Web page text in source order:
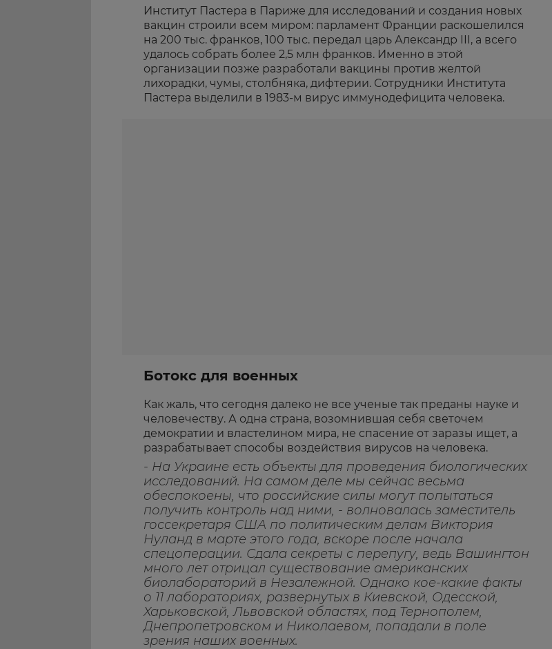
Институт Пастера в Париже для исследований и создания новых
вакцин строили всем миром: парламент Франции раскошелился
на 200 тыс. франков, 100 тыс. передал царь Александр III, а всего
удалось собрать более 2,5 млн франков. Именно в этой
организации позже разработали вакцины против желтой
лихорадки, чумы, столбняка, дифтерии. Сотрудники Института
Пастера выделили в 1983-м вирус иммунодефицита человека.
Ботокс для военных
Как жаль, что сегодня далеко не все ученые так преданы науке и
человечеству. А одна страна, возомнившая себя светочем
демократии и властелином мира, не спасение от заразы ищет, а
разрабатывает способы воздействия вирусов на человека.
- На Украине есть объекты для проведения биологических
исследований. На самом деле мы сейчас весьма
обеспокоены, что российские силы могут попытаться
получить контроль над ними, - волновалась заместитель
госсекретаря США по политическим делам Виктория
Нуланд в марте этого года, вскоре после начала
спецоперации. Сдала секреты с перепугу, ведь Вашингтон
много лет отрицал существование американских
биолабораторий в Незалежной. Однако кое-какие факты
о 11 лабораториях, развернутых в Киевской, Одесской,
Харьковской, Львовской областях, под Тернополем,
Днепропетровском и Николаевом, попадали в поле
зрения наших военных.